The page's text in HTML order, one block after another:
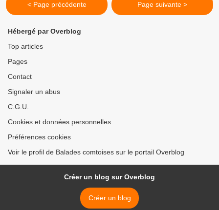
< Page précédente Page suivante >
Hébergé par Overblog
Top articles
Pages
Contact
Signaler un abus
C.G.U.
Cookies et données personnelles
Préférences cookies
Voir le profil de Balades comtoises sur le portail Overblog
Créer un blog sur Overblog
Créer un blog